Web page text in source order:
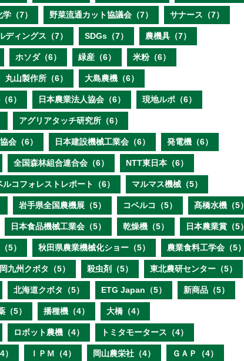
（7） 野菜流通カット協議会（7） サナース（7）
ディングス（7） SDGs（7） 農機具（7）
ホソダ（6） 緑産（6） 米粉（6）
丸山製作所（6） 大島農機（6）
6） 日本農業法人協会（6） 現地ルポ（6）
アグリアタッチ研究所（6）
会（6） 日本建設機械工業会（6） 発電機（6）
全国森林組合連合会（6） NTT東日本（6）
ルコフォレストレポート（6） マルマス機械（5）
岩手県全国農機展（5） コベルコ（5） 髙橋水機（5）
日本食品機械工業会（5） 乾燥機（5） 日本農業賞（5）
5） 秋田県農業機械化ショー（5） 農業食料工学会（5）
九州クボタ（5） 殺虫剤（5） 東北農研センター（5）
北海道クボタ（5） ETG Japan（5） 新商品（5）
（5） 播種機（4） 大橋（4）
ロボット農機（4） トミタモータース（4）
ＩＰＭ（4） 岡山農栄社（4） ＧＡＰ（4）